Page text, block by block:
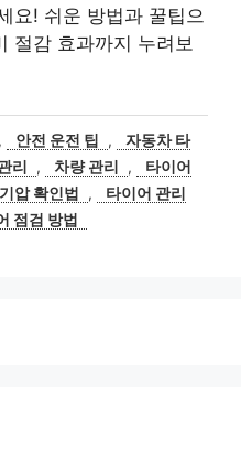
요! 쉬운 방법과 꿀팁으
절감 효과까지 누려보
, 안전 운전 팁 ,
자동차 타
리 , 차량 관리 ,
타이어
압 확인법 ,
타이어 관리
점검 방법